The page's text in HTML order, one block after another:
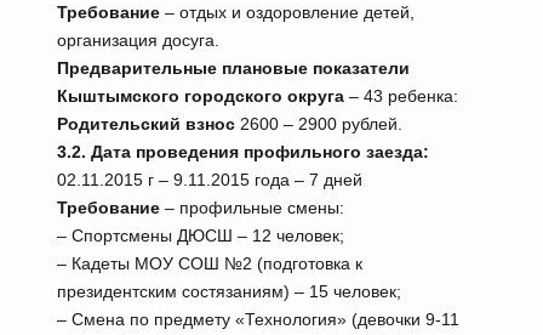
Требование– отдых и оздоровление детей,
организация досуга.
Предварительные плановые показатели
Кыштымского городского округа– 43 ребенка:
Родительский взнос2600 – 2900 рублей.
3.2. Дата проведения профильного заезда:
02.11.2015 г – 9.11.2015 года – 7 дней
Требование– профильные смены:
– Спортсмены ДЮСШ – 12 человек;
– Кадеты МОУ СОШ №2 (подготовка к
президентским состязаниям) – 15 человек;
– Смена по предмету «Технология» (девочки 9-11